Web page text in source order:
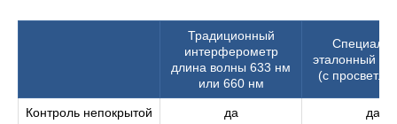
Традиционный
интерферометр
длина волны 633 нм
или 660 нм
эталонный
(с
Контроль непокрытой
да да